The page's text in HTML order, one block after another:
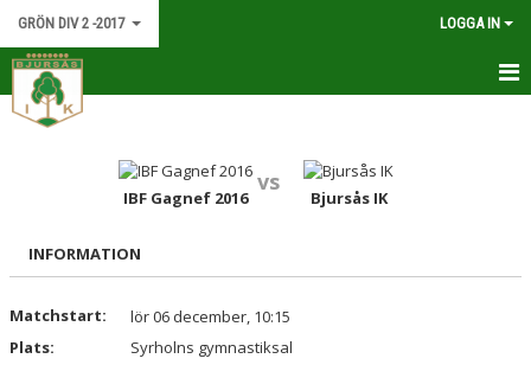
GRÖN DIV 2 -2017 LOGGA IN
HEM
MATCHER
TRUPPEN
IBF Gagnef 2016
vs
Bjursås IK
INFORMATION
Matchstart:
lör 06 december, 10:15
Plats:
Syrholns gymnastiksal